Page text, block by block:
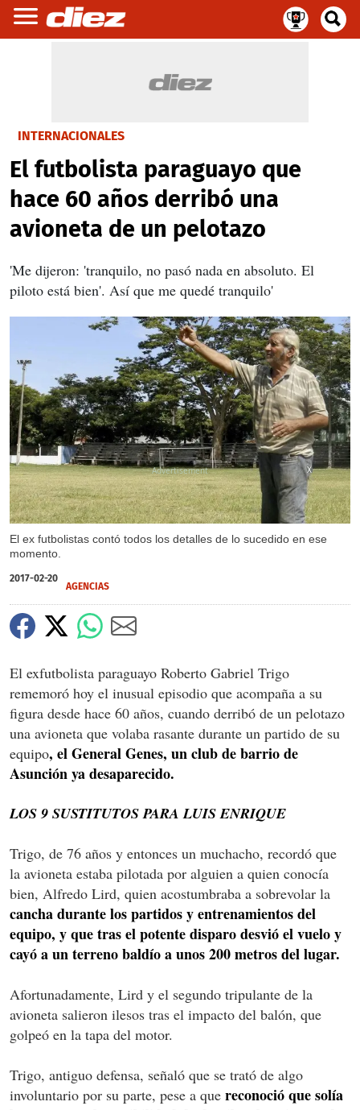
INTERNACIONALES
El futbolista paraguayo que
hace 60 años derribó una
avioneta de un pelotazo
'Me dijeron: 'tranquilo, no pasó nada en absoluto. El
piloto está bien'. Así que me quedé tranquilo'
El ex futbolistas contó todos los detalles de lo sucedido en ese
momento.
X
2017-02-20
AGENCIAS
El exfutbolista paraguayo Roberto Gabriel Trigo
rememoró hoy el inusual episodio que acompaña a su
figura desde hace 60 años, cuando derribó de un pelotazo
una avioneta que volaba rasante durante un partido de su
equipo, el General Genes, un club de barrio de
Asunción ya desaparecido.
LOS 9 SUSTITUTOS PARA LUIS ENRIQUE
Trigo, de 76 años y entonces un muchacho, recordó que
la avioneta estaba pilotada por alguien a quien conocía
bien, Alfredo Lird, quien acostumbraba a sobrevolar la
cancha durante los partidos y entrenamientos del
equipo, y que tras el potente disparo desvió el vuelo y
cayó a un terreno baldío a unos 200 metros del lugar.
Afortunadamente, Lird y el segundo tripulante de la
avioneta salieron ilesos tras el impacto del balón, que
golpeó en la tapa del motor.
Trigo, antiguo defensa, señaló que se trató de algo
involuntario por su parte, pese a que reconoció que solía